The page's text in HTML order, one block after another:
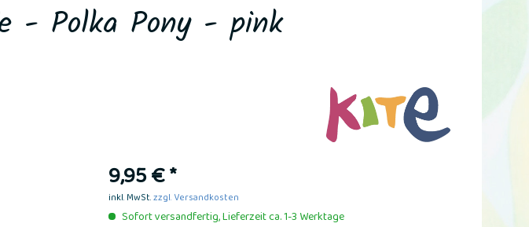
- Polka Pony - pink
9,95 € *
inkl. MwSt.zzgl. Versandkosten
Sofort versandfertig, Lieferzeit ca. 1-3 Werktage